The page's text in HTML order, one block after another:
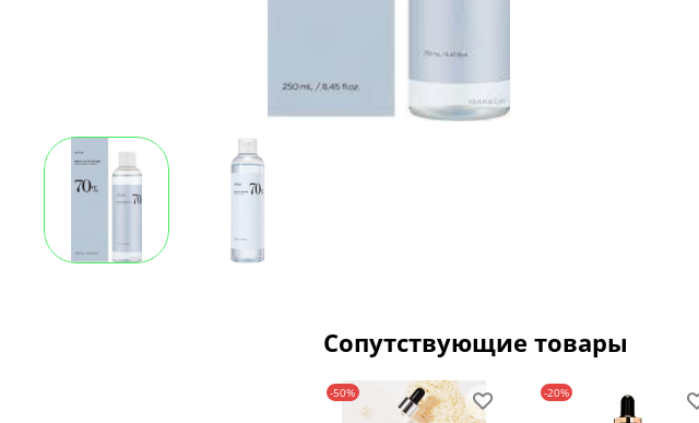
Сопутствующие товары
-50% -20%